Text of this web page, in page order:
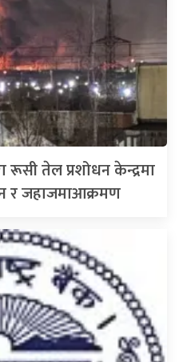
रूसी तेल प्रशोधन केन्द्रमा
र जहाजमाआक्रमण